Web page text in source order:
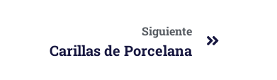
Siguiente
Carillas de Porcelana